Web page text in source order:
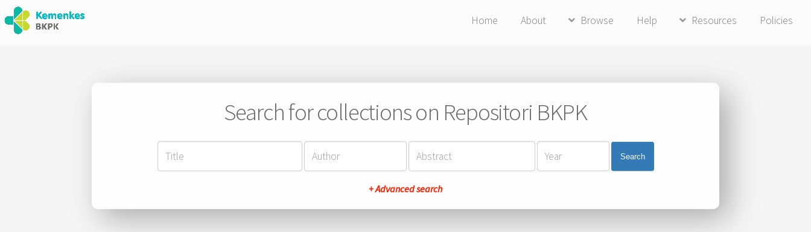
Home About Browse Help Resources Policies
Search for collections on Repositori BKPK
Search
+ Advanced search